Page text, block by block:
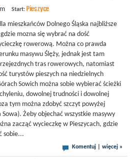
Start: Pieszyce
mieszkańców Dolnego Śląska najbliższe
mozna się wybrać na dość
rowerową. Można co prawda
masywu Ślęży, jednak jest tam
tras rowerowych, natomiast
turystów pieszych na niedzielnych
Sowich można sobie wybierać ścieżki
dowolnej trudności i dowolnej
tym można zdobyć szczyt powyżej
Żeby objechać wszystkie masywy
zacząć wycieczkę w Pieszycach, gdzie
sobie...
Komentuj więcej »